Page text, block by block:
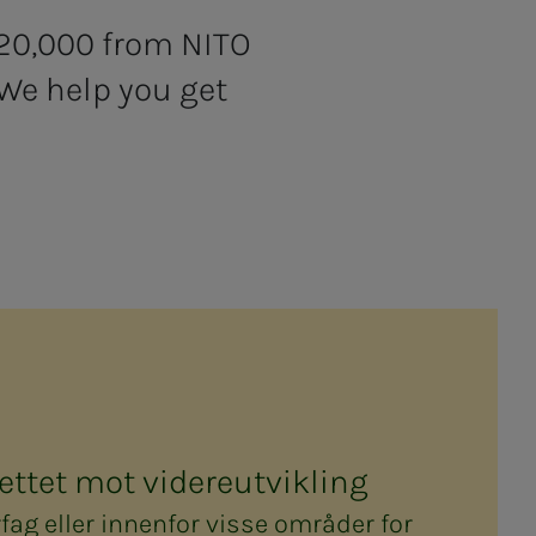
from NITO
help you get
mot videreutvikling
eller innenfor visse områder for